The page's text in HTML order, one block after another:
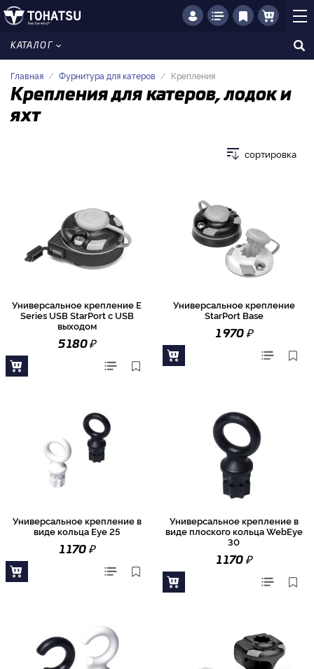
КАТАЛОГ
Главная Фурнитура для катеров Крепления
Крепления для катеров, лодок и
яхт
сортировка
Универсальное крепление E
Series USB StarPort с USB
выходом
5 180₽
Универсальное крепление
StarPort Base
1 970₽
Универсальное крепление в
виде кольца Eye 25
1 170₽
Универсальное крепление в
виде плоского кольца WebEye
30
1 170₽